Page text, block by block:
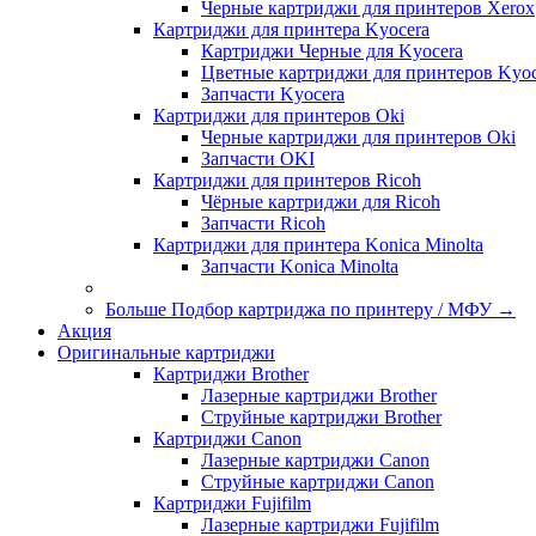
Черные картриджи для принтеров Xerox
Картриджи для принтера Kyocera
Картриджи Черные для Kyocera
Цветные картриджи для принтеров
Запчасти Kyocera
Картриджи для принтеров Oki
Черные картриджи для принтеров Oki
Запчасти OKI
Картриджи для принтеров Ricoh
Чёрные картриджи для Ricoh
Запчасти Ricoh
Картриджи для принтера Konica Minolta
Запчасти Koniсa Minolta
Больше Подбор картриджа по принтеру / МФУ →
Акция
Оригинальные картриджи
Картриджи Brother
Лазерные картриджи Brother
Струйные картриджи Brother
Картриджи Canon
Лазерные картриджи Canon
Струйные картриджи Canon
Картриджи Fujifilm
Лазерные картриджи Fujifilm